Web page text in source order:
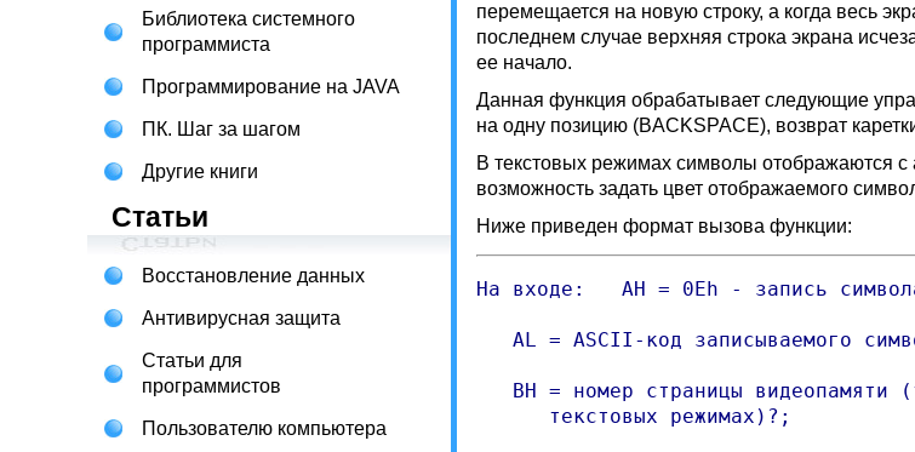
Библиотека системного
программиста
Программирование на JAVA
ПК. Шаг за шагом
Другие книги
Статьи
Восстановление данных
Антивирусная защита
Статьи для
программистов
Пользователю компьютера
перемещается на новую строку, а когда весь
последнем случае верхняя строка экрана
ее начало.
Данная функция обрабатывает следующие
на одну позицию (BACKSPACE), возврат
В текстовых режимах символы отображаются
возможность задать цвет отображаемого
Ниже приведен формат вызова функции:
На входе:   AH = 0Eh - запись
AL = ASCII-код записываемого
BH = номер страницы видеопамяти
      текстовых режимах)?;